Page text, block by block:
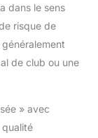
facile :
avec
avez
un rien
dans le sens
risque de
de club ou une
» avec
qualité